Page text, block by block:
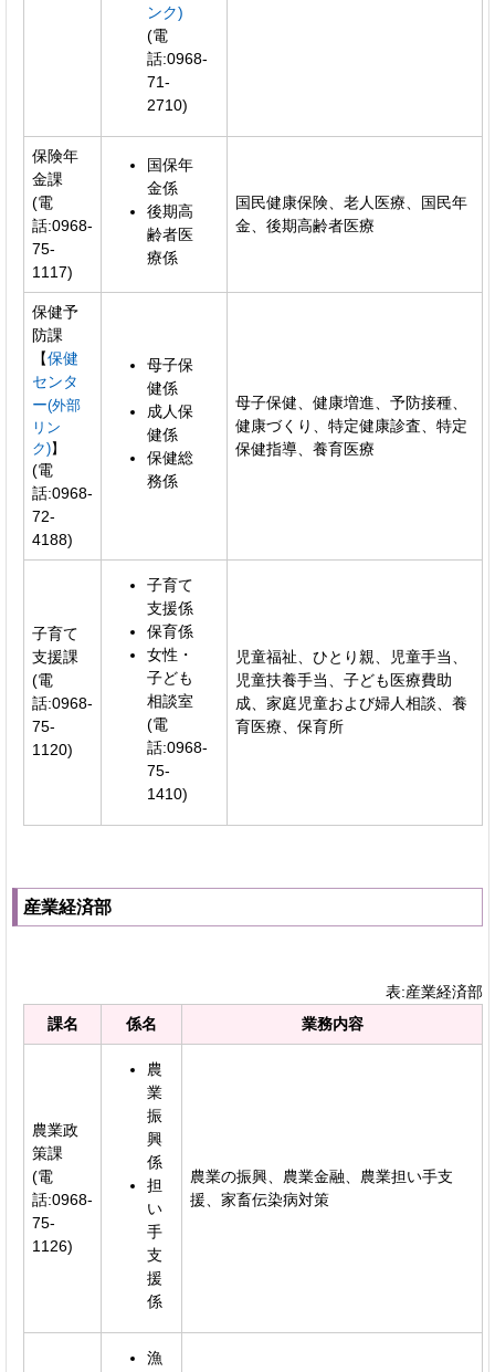
ンク)
(電
話:0968-
71-
2710)
保険年
金課
(電
話:0968-
75-
1117)
国保年
金係
後期高
齢者医
療係
国民健康保険、老人医療、国民年
金、後期高齢者医療
保健予
防課
【保健
センタ
ー(外部
リン
ク)】
(電
話:0968-
72-
4188)
母子保
健係
成人保
健係
保健総
務係
母子保健、健康増進、予防接種、
健康づくり、特定健康診査、特定
保健指導、養育医療
子育て
支援課
(電
話:0968-
75-
1120)
子育て
支援係
保育係
女性・
子ども
相談室
(電
話:0968-
75-
1410)
児童福祉、ひとり親、児童手当、
児童扶養手当、子ども医療費助
成、家庭児童および婦人相談、養
育医療、保育所
産業経済部
表:産業経済部
課名
係名 業務内容
農業政
策課
(電
話:0968-
75-
1126)
農
業
振
興
係
担
い
手
支
援
係
農業の振興、農業金融、農業担い手支
援、家畜伝染病対策
漁